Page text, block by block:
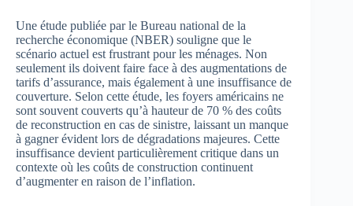
Une étude publiée par le Bureau national de la
recherche économique (NBER) souligne que le
scénario actuel est frustrant pour les ménages. Non
seulement ils doivent faire face à des augmentations de
tarifs d’assurance, mais également à une insuffisance de
couverture. Selon cette étude, les foyers américains ne
sont souvent couverts qu’à hauteur de 70 % des coûts
de reconstruction en cas de sinistre, laissant un manque
à gagner évident lors de dégradations majeures. Cette
insuffisance devient particulièrement critique dans un
contexte où les coûts de construction continuent
d’augmenter en raison de l’inflation.